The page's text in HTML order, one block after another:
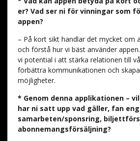
er? Vad ser ni för vinningar som
appen?
– På kort sikt handlar det mycket om
och förstå hur vi bäst använder
vi potential i att stärka relationen till
förbättra kommunikationen och
möjligheter.
* Genom denna applikationen –
har ni satt upp vad gäller, fan
samarbeten/sponsring,
abonnemangsförsäljning?